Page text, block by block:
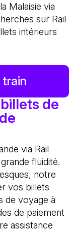
Malaisie via
sur Rail
intérieurs
train
de
via Rail
fluidité.
notre
vos billets
de voyage à
de paiement
assistance